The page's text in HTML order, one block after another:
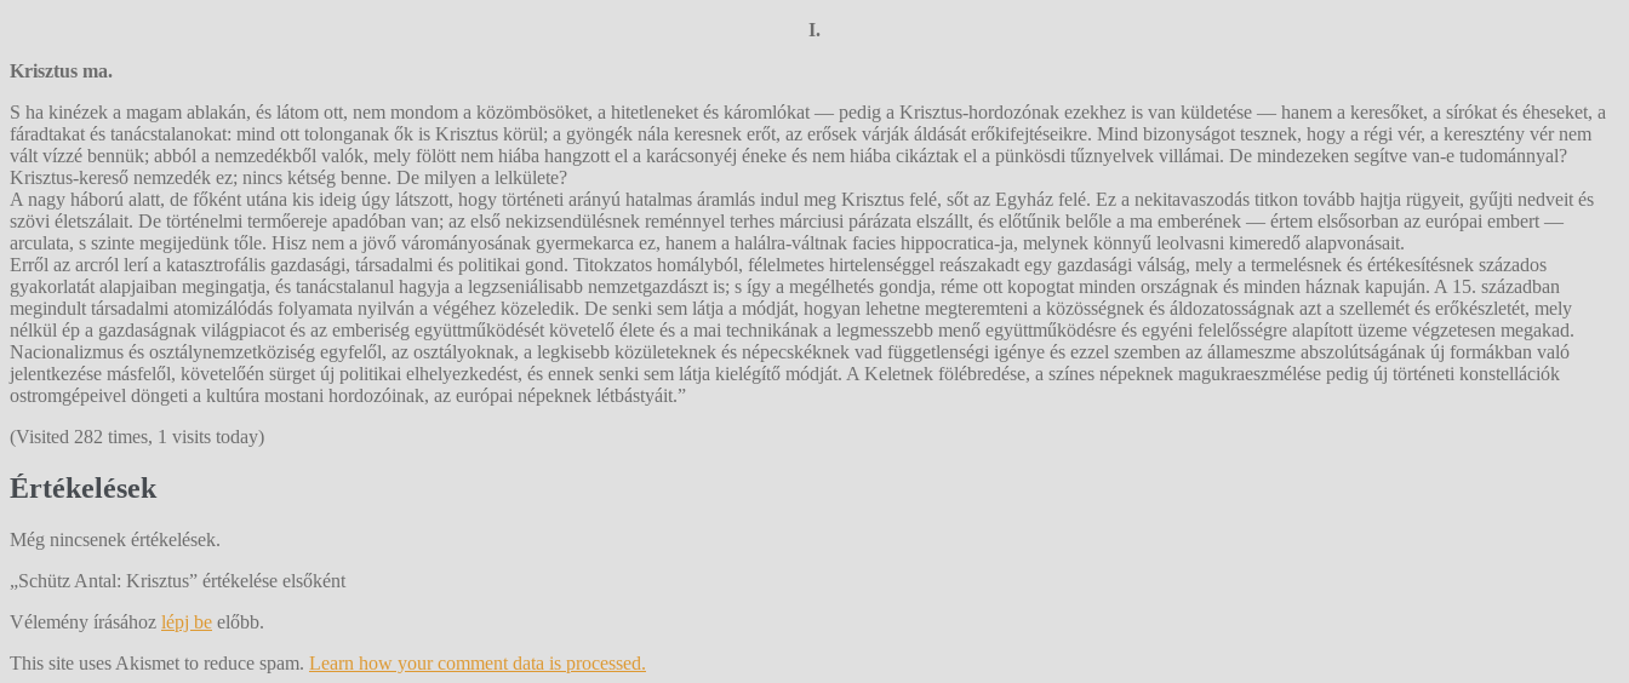
I.
Krisztus ma.
S ha kinézek a magam ablakán, és látom ott, nem mondom a közömbösöket, a hitetleneket és káromlókat — pedig a Krisztus-hordozónak ezekhez is van küldetése — hanem a keresőket, a sírókat és éheseket, a
fáradtakat és tanácstalanokat: mind ott tolonganak ők is Krisztus körül; a gyöngék nála keresnek erőt, az erősek várják áldását erőkifejtéseikre. Mind bizonyságot tesznek, hogy a régi vér, a keresztény vér nem
vált vízzé bennük; abból a nemzedékből valók, mely fölött nem hiába hangzott el a karácsonyéj éneke és nem hiába cikáztak el a pünkösdi tűznyelvek villámai. De mindezeken segítve van-e tudománnyal?
Krisztus-kereső nemzedék ez; nincs kétség benne. De milyen a lelkülete?
A nagy háború alatt, de főként utána kis ideig úgy látszott, hogy történeti arányú hatalmas áramlás indul meg Krisztus felé, sőt az Egyház felé. Ez a nekitavaszodás titkon tovább hajtja rügyeit, gyűjti nedveit és
szövi életszálait. De történelmi termőereje apadóban van; az első nekizsendülésnek reménnyel terhes márciusi párázata elszállt, és előtűnik belőle a ma emberének — értem elsősorban az európai embert —
arculata, s szinte megijedünk tőle. Hisz nem a jövő várományosának gyermekarca ez, hanem a halálra-váltnak facies hippocratica-ja, melynek könnyű leolvasni kimeredő alapvonásait.
Erről az arcról lerí a katasztrofális gazdasági, társadalmi és politikai gond. Titokzatos homályból, félelmetes hirtelenséggel reászakadt egy gazdasági válság, mely a termelésnek és értékesítésnek százados
gyakorlatát alapjaiban megingatja, és tanácstalanul hagyja a legzseniálisabb nemzetgazdászt is; s így a megélhetés gondja, réme ott kopogtat minden országnak és minden háznak kapuján. A 15. században
megindult társadalmi atomizálódás folyamata nyilván a végéhez közeledik. De senki sem látja a módját, hogyan lehetne megteremteni a közösségnek és áldozatosságnak azt a szellemét és erőkészletét, mely
nélkül ép a gazdaságnak világpiacot és az emberiség együttműködését követelő élete és a mai technikának a legmesszebb menő együttműködésre és egyéni felelősségre alapított üzeme végzetesen megakad.
Nacionalizmus és osztálynemzetköziség egyfelől, az osztályoknak, a legkisebb közületeknek és népecskéknek vad függetlenségi igénye és ezzel szemben az állameszme abszolútságának új formákban való
jelentkezése másfelől, követelőén sürget új politikai elhelyezkedést, és ennek senki sem látja kielégítő módját. A Keletnek fölébredése, a színes népeknek magukraeszmélése pedig új történeti konstellációk
ostromgépeivel döngeti a kultúra mostani hordozóinak, az európai népeknek létbástyáit.”
(Visited 282 times, 1 visits today)
Értékelések
Még nincsenek értékelések.
„Schütz Antal: Krisztus” értékelése elsőként
Vélemény írásához lépj be előbb.
This site uses Akismet to reduce spam. Learn how your comment data is processed.